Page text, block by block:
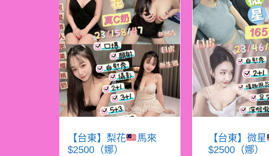
【台東】梨花
馬來
$2500（娜）
【台東】微星
$2500（娜）